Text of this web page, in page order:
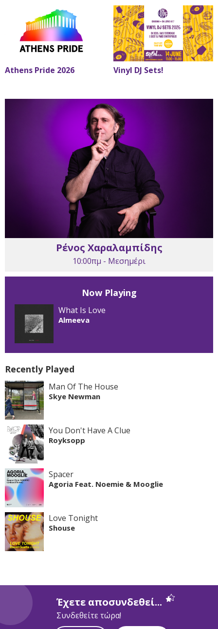
Athens Pride 2026 Vinyl DJ Sets!
Ρένος Χαραλαμπίδης
10:00πμ - Μεσημέρι
Now Playing
What Is Love
Almeeva
Recently Played
Man Of The House
Skye Newman
You Don't Have A Clue
Royksopp
Spacer
Agoria Feat. Noemie & Mooglie
Love Tonight
Shouse
Έχετε αποσυνδεθεί...
Συνδεθείτε τώρα!